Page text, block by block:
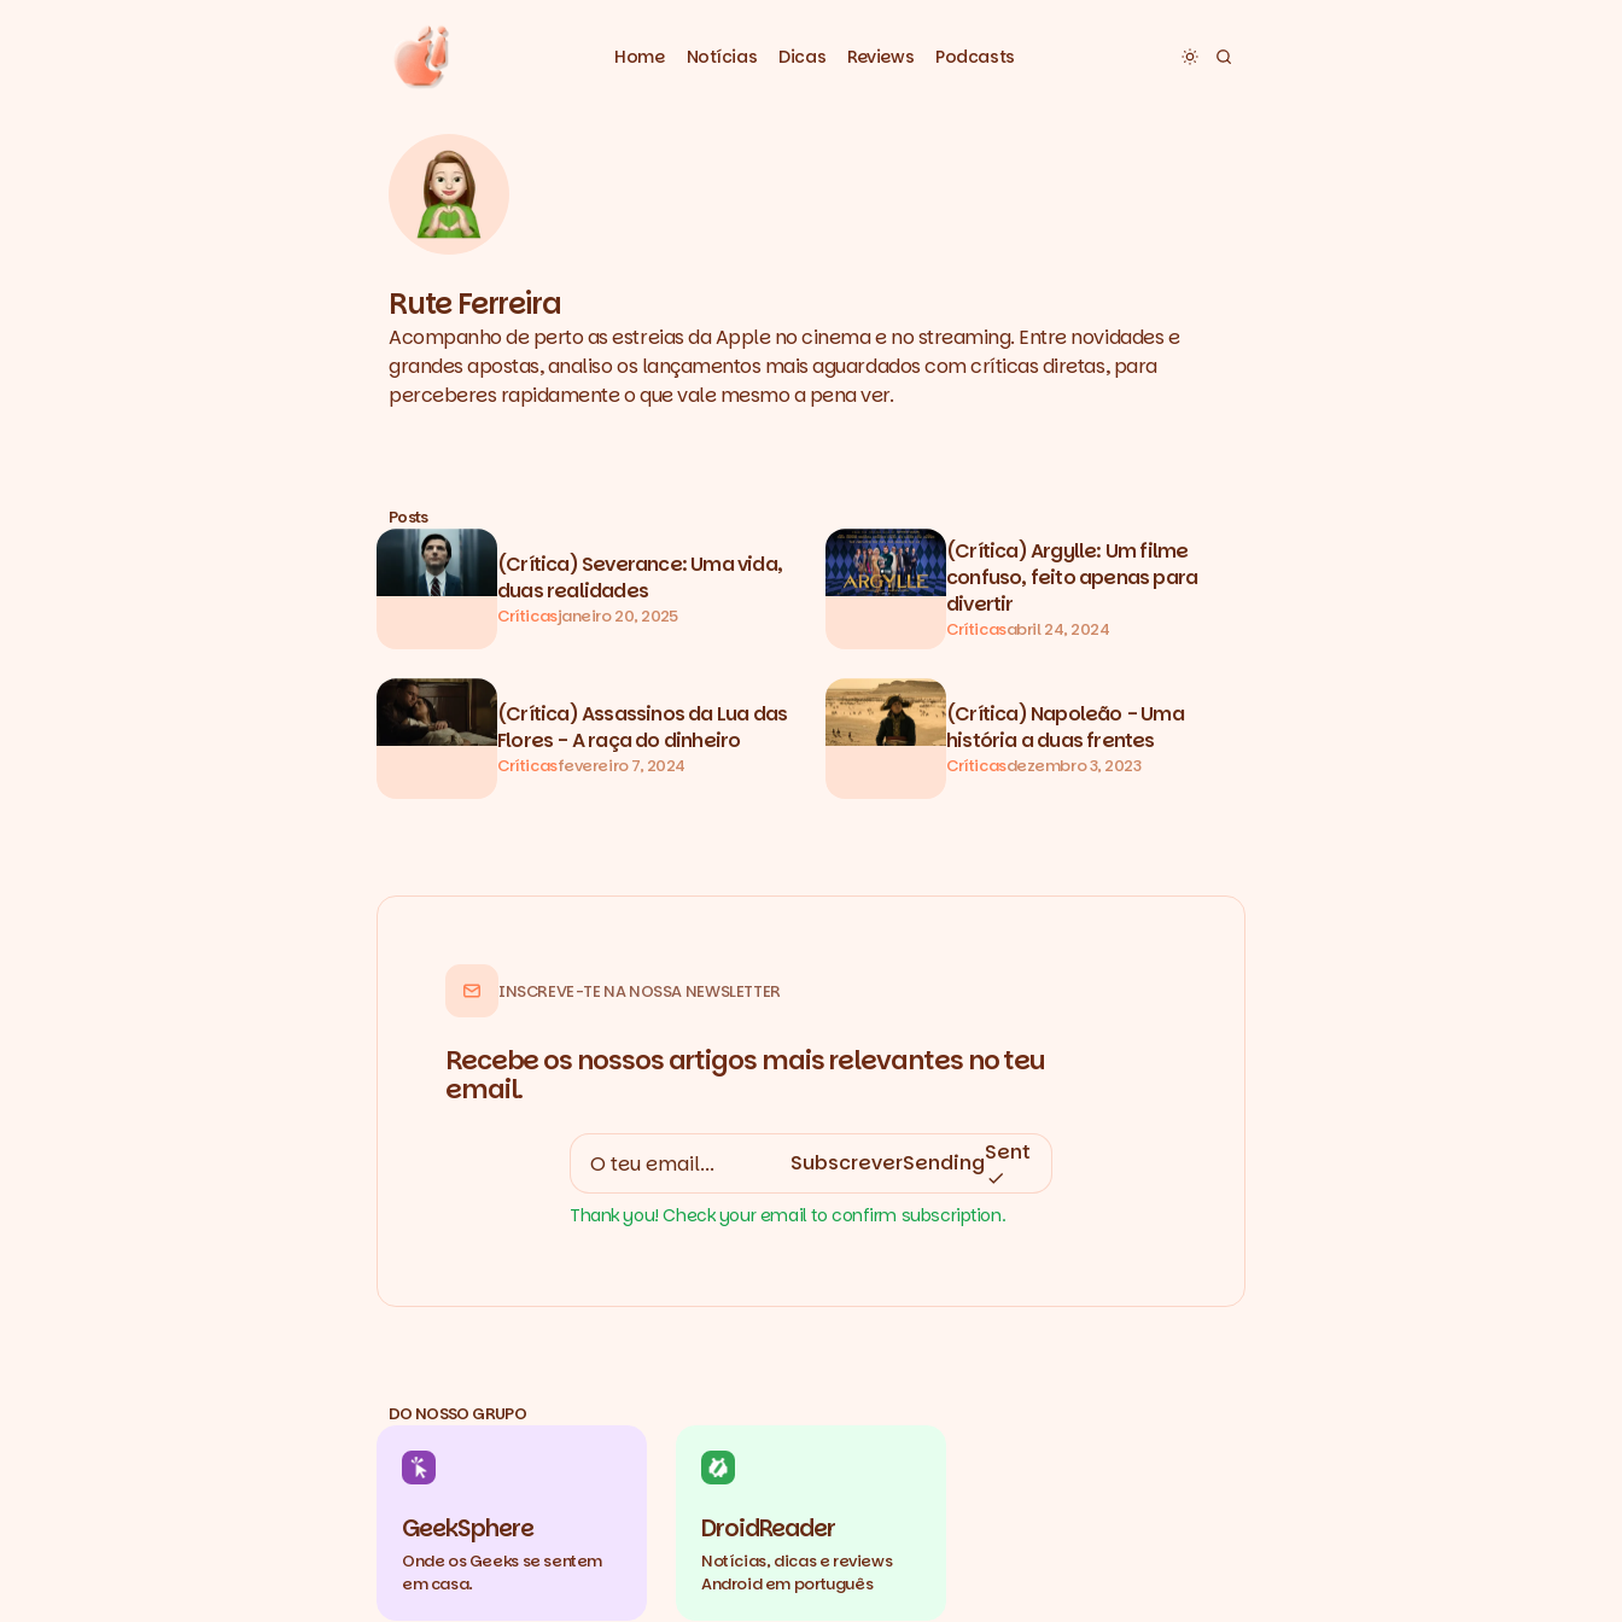
Home Notícias Dicas Reviews Podcasts Toggle dark mode
Rute Ferreira
Acompanho de perto as estreias da Apple no cinema e no streaming. Entre novidades e
grandes apostas, analiso os lançamentos mais aguardados com críticas diretas, para
perceberes rapidamente o que vale mesmo a pena ver.
Posts
(Crítica) Severance: Uma vida,
duas realidades
Críticasjaneiro 20, 2025
(Crítica) Argylle: Um filme
confuso, feito apenas para
divertir
Críticasabril 24, 2024
(Crítica) Assassinos da Lua das
Flores - A raça do dinheiro
Críticasfevereiro 7, 2024
(Crítica) Napoleão - Uma
história a duas frentes
Críticasdezembro 3, 2023
INSCREVE-TE NA NOSSA NEWSLETTER
Recebe os nossos artigos mais relevantes no teu
email.
SubscreverSendingSent
Thank you! Check your email to confirm subscription.
DO NOSSO GRUPO
GeekSphere
Onde os Geeks se sentem
em casa.
DroidReader
Notícias, dicas e reviews
Android em português